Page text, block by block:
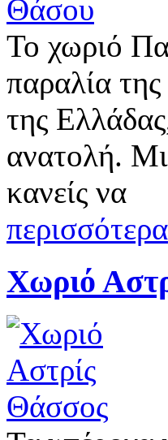
Το χωριό
παραλία
της
ανατολή.
κανείς να
περισσότερα
Χωριό